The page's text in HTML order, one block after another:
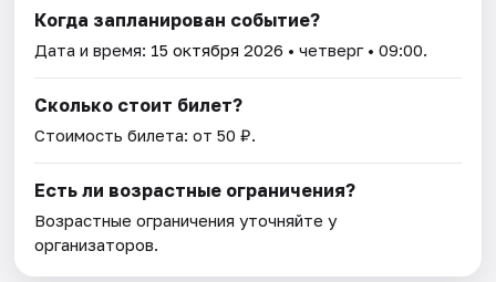
Когда запланирован событие?
Дата и время: 15 октября 2026 • четверг • 09:00.
Сколько стоит билет?
Стоимость билета: от 50 ₽.
Есть ли возрастные ограничения?
Возрастные ограничения уточняйте у
организаторов.